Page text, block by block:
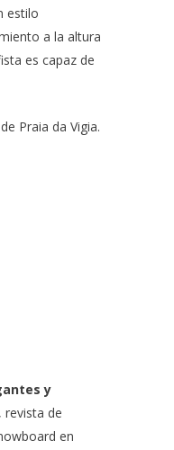
estilo
a la altura
es capaz de
Praia da Vigia.
y
revista de
en